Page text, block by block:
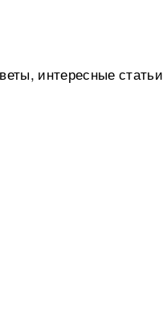
интересные статьи